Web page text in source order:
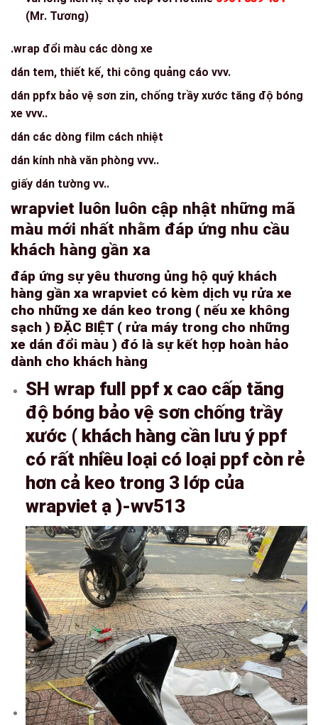
(Mr. Tương)
.wrap đổi màu các dòng xe
dán tem, thiết kế, thi công quảng cáo vvv.
dán ppfx bảo vệ sơn zin, chống trầy xước tăng độ bóng
xe vvv..
dán các dòng film cách nhiệt
dán kính nhà văn phòng vvv..
giấy dán tường vv..
wrapviet luôn luôn cập nhật những mã
màu mới nhất nhằm đáp ứng nhu cầu
khách hàng gần xa
đáp ứng sự yêu thương ủng hộ quý khách
hàng gần xa wrapviet có kèm dịch vụ rửa xe
cho những xe dán keo trong ( nếu xe không
sạch ) ĐẶC BIỆT ( rửa máy trong cho những
xe dán đổi màu ) đó là sự kết hợp hoàn hảo
dành cho khách hàng
SH wrap full ppf x cao cấp tăng
độ bóng bảo vệ sơn chống trầy
xước ( khách hàng cần lưu ý ppf
có rất nhiều loại có loại ppf còn rẻ
hơn cả keo trong 3 lớp của
wrapviet ạ )-wv513